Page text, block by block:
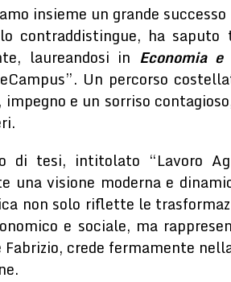
insieme un grande successo
contraddistingue, ha
laureandosi in Economia e
Un percorso
impegno e un sorriso
di tesi, intitolato “Lavoro
una visione moderna e
non solo riflette le
e sociale, ma
Fabrizio, crede fermamente